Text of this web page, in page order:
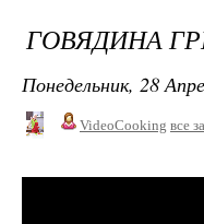
ГОВЯДИНА
Понедельник, 28
VideoCooking все